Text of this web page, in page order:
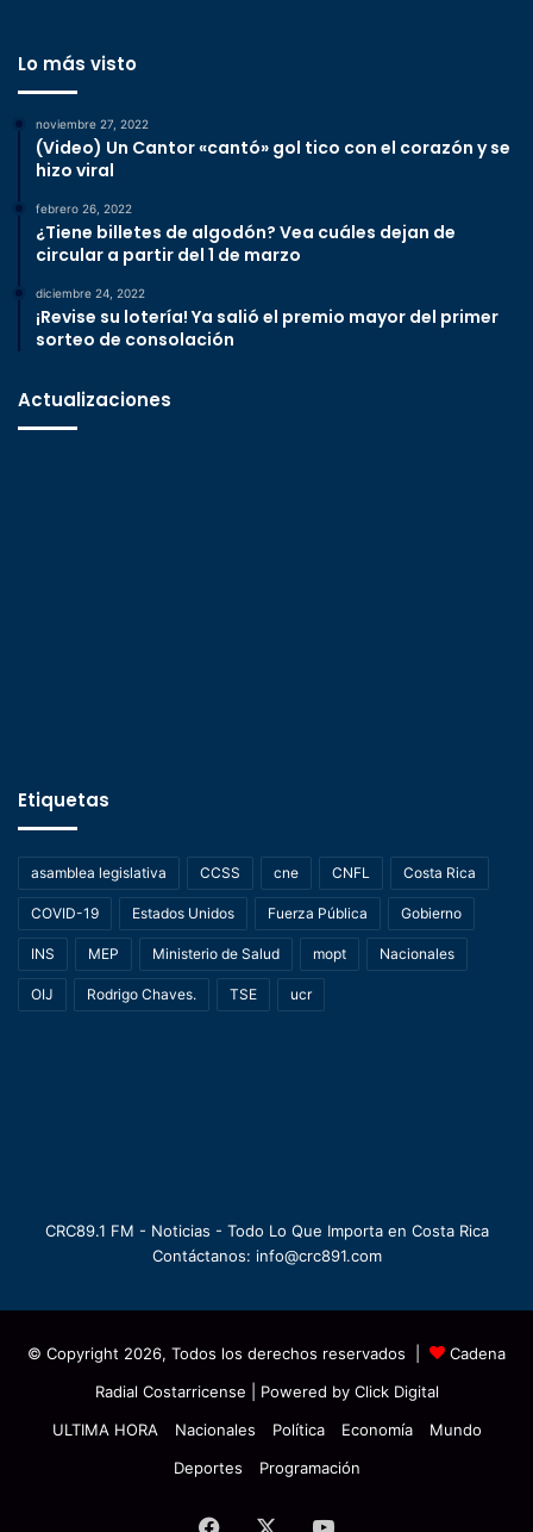
Lo más visto
noviembre 27, 2022
(Video) Un Cantor «cantó» gol tico con el corazón y se
hizo viral
febrero 26, 2022
¿Tiene billetes de algodón? Vea cuáles dejan de
circular a partir del 1 de marzo
diciembre 24, 2022
¡Revise su lotería! Ya salió el premio mayor del primer
sorteo de consolación
Actualizaciones
Etiquetas
asamblea legislativa CCSS cne CNFL Costa Rica
COVID-19 Estados Unidos Fuerza Pública Gobierno
INS MEP Ministerio de Salud mopt Nacionales
OIJ Rodrigo Chaves. TSE ucr
CRC89.1 FM - Noticias - Todo Lo Que Importa en Costa Rica
Contáctanos: info@crc891.com
© Copyright 2026, Todos los derechos reservados |
Cadena
Radial Costarricense | Powered by Click Digital
ULTIMA HORA
Nacionales Política Economía
Mundo
Deportes
Programación
Facebook YouTube